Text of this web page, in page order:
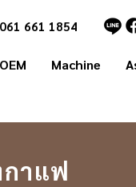
061 661 1854
Machine
าแฟ